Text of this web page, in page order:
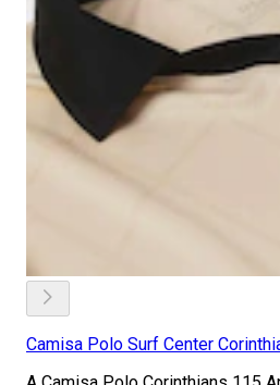
Camisa Polo Surf Center